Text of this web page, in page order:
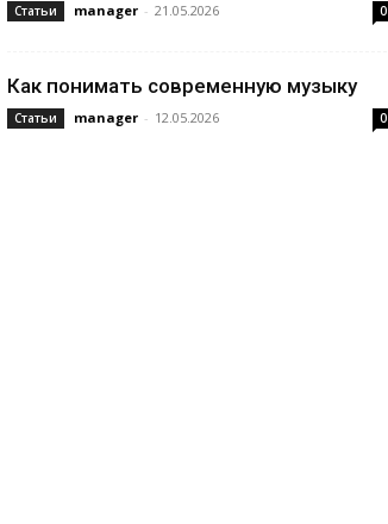
Статьи manager - 21.05.2026 0
Как понимать современную музыку
Статьи manager - 12.05.2026 0